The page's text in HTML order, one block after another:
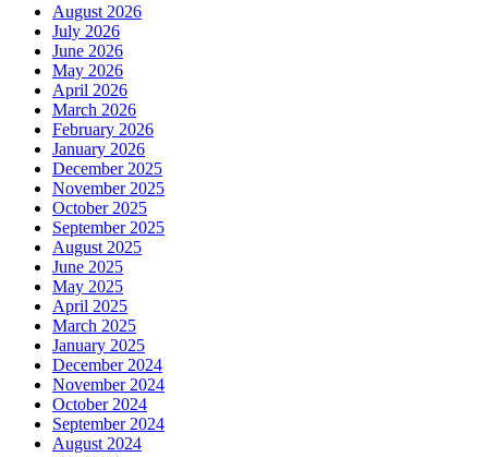
August 2026
July 2026
June 2026
May 2026
April 2026
March 2026
February 2026
January 2026
December 2025
November 2025
October 2025
September 2025
August 2025
June 2025
May 2025
April 2025
March 2025
January 2025
December 2024
November 2024
October 2024
September 2024
August 2024